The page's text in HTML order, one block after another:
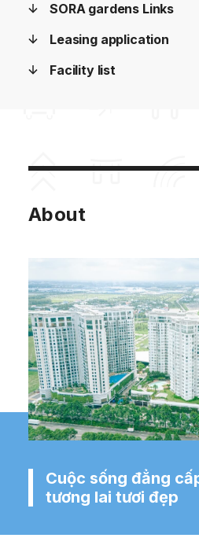
SORA gardens Links
Leasing application
Facility list
About
Cuộc sống đẳng
tương lai tươi đẹp